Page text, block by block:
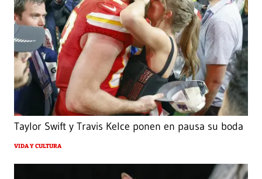
Taylor Swift y Travis Kelce ponen en pausa su boda
VIDA Y CULTURA